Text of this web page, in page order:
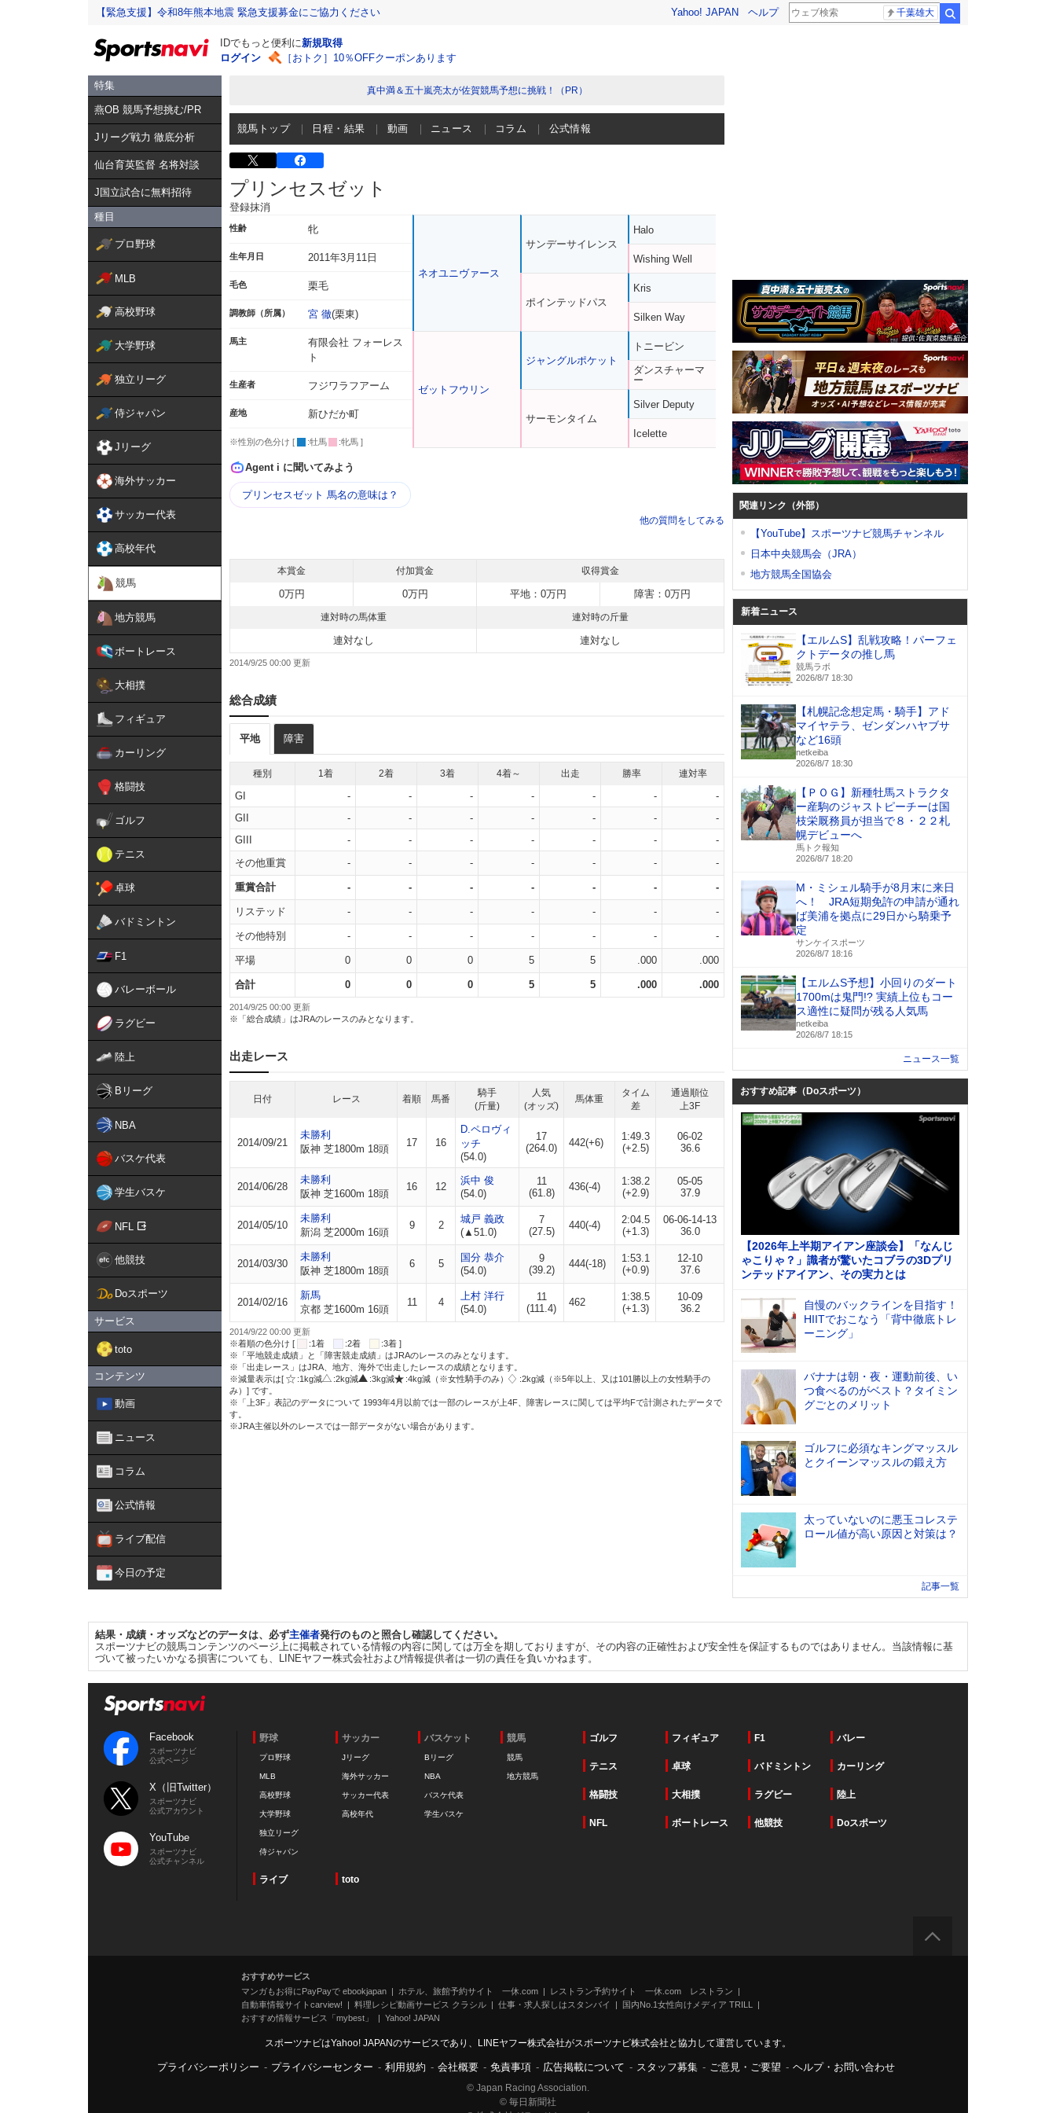
【緊急支援】令和8年熊本地震 緊急支援募金にご協力ください Yahoo! JAPAN ヘルプ 千葉雄大
IDでもっと便利に新規取得
ログイン
［おトク］10％OFFクーポンあります
特集
燕OB 競馬予想挑む/PR
Jリーグ戦力 徹底分析
仙台育英監督 名将対談
J国立試合に無料招待
種目
プロ野球
MLB
高校野球
大学野球
独立リーグ
侍ジャパン
Jリーグ
海外サッカー
サッカー代表
高校年代
競馬
地方競馬
ボートレース
大相撲
フィギュア
カーリング
格闘技
ゴルフ
テニス
卓球
バドミントン
F1
バレーボール
ラグビー
陸上
Bリーグ
NBA
バスケ代表
学生バスケ
NFL
他競技
Doスポーツ
サービス
toto
コンテンツ
動画
ニュース
コラム
公式情報
ライブ配信
今日の予定
真中満＆五十嵐亮太が佐賀競馬予想に挑戦！（PR）
競馬トップ 日程・結果 動画 ニュース コラム 公式情報
プリンセスゼット
登録抹消
性齢 牝
生年月日 2011年3月11日
毛色 栗毛
調教師（所属） 宮 徹(栗東)
馬主
有限会社 フォーレス
ト
生産者 フジワラフアーム
産地 新ひだか町
※性別の色分け [ :牡馬 :牝馬 ]
ネオユニヴァース
ゼットフウリン
サンデーサイレンス
ポインテッドパス
ジャングルポケット
サーモンタイム
Halo
Wishing Well
Kris
Silken Way
トニービン
ダンスチャーマ
ー
Silver Deputy
Icelette
Agent i に聞いてみよう
プリンセスゼット 馬名の意味は？
他の質問をしてみる
本賞金 付加賞金 収得賞金
0万円 0万円 平地：0万円 障害：0万円
連対時の馬体重 連対時の斤量
連対なし 連対なし
2014/9/25 00:00
総合成績
平地 障害
種別 1着 2着 3着 4着～ 出走 勝率 連対率
GI - - - - - -
-
GII
- - - - - -
-
GIII
- - - - - -
-
その他重賞
- - - - - - -
重賞合計 - - - - - - -
リステッド - - - - - - -
その他特別 - - - - - - -
平場 0 0 0 5 5 .000 .000
合計 0 0 0 5 5 .000 .000
2014/9/25 00:00 更新
※「総合成績」はJRAのレースのみとなります。
出走レース
日付 レース 着順 馬番
騎手
(斤量)
人気
(オッズ)
馬体重
タイム
差
通過順位
上3F
2014/09/21
未勝利
阪神 芝1800m 18頭
17 16
D.ペロヴィ
ッチ
(54.0)
17
(264.0)
442(+6)
1:49.3
(+2.5)
06-02
36.6
2014/06/28
未勝利
阪神 芝1600m 18頭
16 12
浜中 俊
(54.0)
11
(61.8)
436(-4)
1:38.2
(+2.9)
05-05
37.9
2014/05/10
未勝利
新潟 芝2000m 16頭
9 2
城戸 義政
(▲51.0)
7
(27.5)
440(-4)
2:04.5
(+1.3)
06-06-14-13
36.0
2014/03/30
未勝利
阪神 芝1800m 18頭
6 5
国分 恭介
(54.0)
9
(39.2)
444(-18)
1:53.1
(+0.9)
12-10
37.6
2014/02/16
新馬
京都 芝1600m 16頭
11 4
上村 洋行
(54.0)
11
(111.4)
462
1:38.5
(+1.3)
10-09
36.2
2014/9/22 00:00 更新
※着順の色分け [
:1着 :2着
:3着 ]
※「平地競走成績」と「障害競走成績」はJRAのレースのみとなります。
※「出走レース」はJRA、地方、海外で出走したレースの成績となります。
※減量表示は[
:1kg減 :2kg減 :3kg減 :4kg減（※女性騎手のみ）
:2kg減（※5年以上、又は101勝以上の女性騎手の
み）] です。
※「上3F」表記のデータについて 1993年4月以前では一部のレースが上4F、障害レースに関しては平均Fで計測されたデータで
す。
※JRA主催以外のレースでは一部データがない場合があります。
関連リンク（外部）
【YouTube】スポーツナビ競馬チャンネル
日本中央競馬会（JRA）
地方競馬全国協会
新着ニュース
【エルムS】乱戦攻略！パーフェ
クトデータの推し馬
競馬ラボ
2026/8/7 18:30
【札幌記念想定馬・騎手】アド
マイヤテラ、ゼンダンハヤブサ
など16頭
netkeiba
2026/8/7 18:30
【ＰＯＧ】新種牡馬ストラクタ
ー産駒のジャストピーチーは国
枝栄厩務員が担当で８・２２札
幌デビューへ
馬トク報知
2026/8/7 18:20
M・ミシェル騎手が8月末に来日
へ！ JRA短期免許の申請が通れ
ば美浦を拠点に29日から騎乗予
定
サンケイスポーツ
2026/8/7 18:16
【エルムS予想】小回りのダート
1700mは鬼門!? 実績上位もコー
ス適性に疑問が残る人気馬
netkeiba
2026/8/7 18:15
ニュース一覧
おすすめ記事（Doスポーツ）
【2026年上半期アイアン座談会】「なんじ
ゃこりゃ？」識者が驚いたコブラの3Dプリ
ンテッドアイアン、その実力とは
自慢のバックラインを目指す！
HIITでおこなう「背中徹底トレ
ーニング」
バナナは朝・夜・運動前後、い
つ食べるのがベスト？タイミン
グごとのメリット
ゴルフに必須なキングマッスル
とクイーンマッスルの鍛え方
太っていないのに悪玉コレステ
ロール値が高い原因と対策は？
記事一覧
結果・成績・オッズなどのデータは、必ず主催者発行のものと照合し確認してください。
スポーツナビの競馬コンテンツのページ上に掲載されている情報の内容に関しては万全を期しておりますが、その内容の正確性および安全性を保証するものではありません。当該情報に基
づいて被ったいかなる損害についても、LINEヤフー株式会社および情報提供者は一切の責任を負いかねます。
Facebook
スポーツナビ
公式ページ
X（旧Twitter）
スポーツナビ
公式アカウント
YouTube
スポーツナビ
公式チャンネル
野球
プロ野球
MLB
高校野球
大学野球
独立リーグ
侍ジャパン
サッカー
Jリーグ
海外サッカー
サッカー代表
高校年代
バスケット
Bリーグ
NBA
バスケ代表
学生バスケ
競馬
競馬
地方競馬
ゴルフ フィギュア F1 バレー
テニス 卓球 バドミントン カーリング
格闘技 大相撲 ラグビー 陸上
NFL ボートレース 他競技 Doスポーツ
ライブ toto
おすすめサービス
マンガもお得にPayPayで ebookjapan
ホテル、旅館予約サイト 一休.com
レストラン予約サイト 一休.com レストラン
自動車情報サイトcarview!
料理レシピ動画サービス クラシル 仕事・求人探しはスタンバイ
国内No.1女性向けメディア TRILL
おすすめ情報サービス「mybest」
Yahoo! JAPAN
スポーツナビはYahoo! JAPANのサービスであり、LINEヤフー株式会社がスポーツナビ株式会社と協力して運営しています。
プライバシーポリシー - プライバシーセンター - 利用規約 - 会社概要 - 免責事項 - 広告掲載について - スタッフ募集 - ご意見・ご要望 - ヘルプ・お問い合わせ
© Japan Racing Association.
© 毎日新聞社